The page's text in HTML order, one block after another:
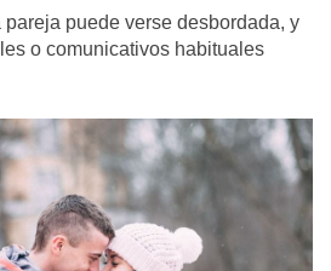
pareja puede verse desbordada, y
o comunicativos habituales